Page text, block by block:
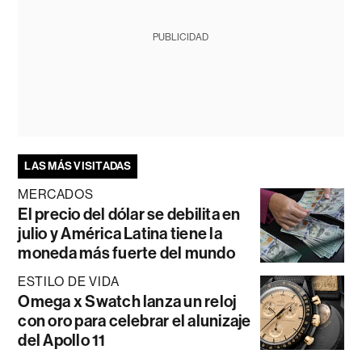
PUBLICIDAD
LAS MÁS VISITADAS
MERCADOS
El precio del dólar se debilita en
julio y América Latina tiene la
moneda más fuerte del mundo
ESTILO DE VIDA
Omega x Swatch lanza un reloj
con oro para celebrar el alunizaje
del Apollo 11